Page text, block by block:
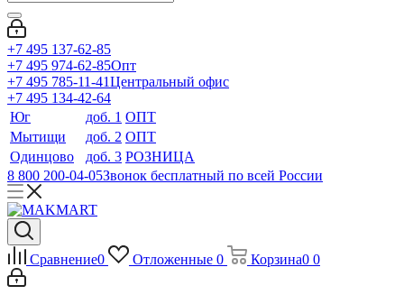
+7 495 137-62-85
+7 495 974-62-85Опт
+7 495 785-11-41Центральный офис
+7 495 134-42-64
Юг
доб. 1 ОПТ
Мытищи
доб. 2 ОПТ
Одинцово
доб. 3 РОЗНИЦА
8 800 200-04-05Звонок бесплатный по всей России
Сравнение0 Отложенные 0 Корзина0 0